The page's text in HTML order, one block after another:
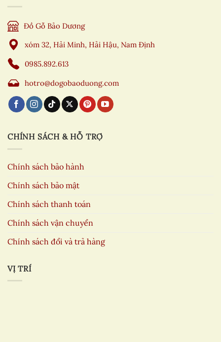
Đồ Gỗ Bảo Dương
xóm 32, Hải Minh, Hải Hậu, Nam Định
0985.892.613
hotro@dogobaoduong.com
CHÍNH SÁCH & HỖ TRỢ
Chính sách bảo hành
Chính sách bảo mật
Chính sách thanh toán
Chính sách vận chuyển
Chính sách đổi và trả hàng
VỊ TRÍ